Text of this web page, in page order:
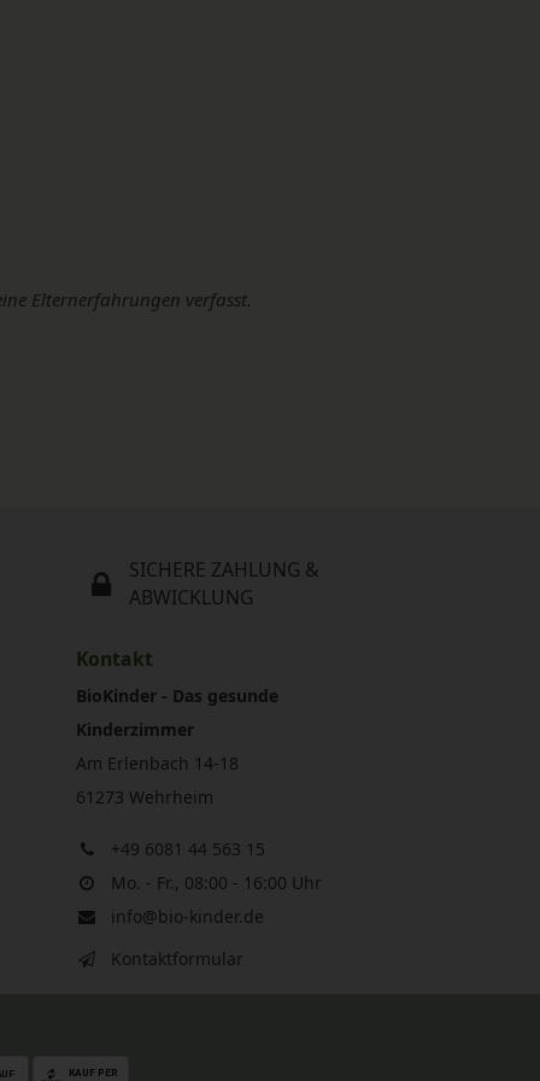
Elternerfahrungen verfasst.
SICHERE ZAHLUNG &
ABWICKLUNG
Kontakt
BioKinder - Das gesunde
Kinderzimmer
Am Erlenbach 14-18
61273 Wehrheim
+49 6081 44 563 15
Mo. - Fr., 08:00 - 16:00 Uhr
info@bio-kinder.de
Kontaktformular